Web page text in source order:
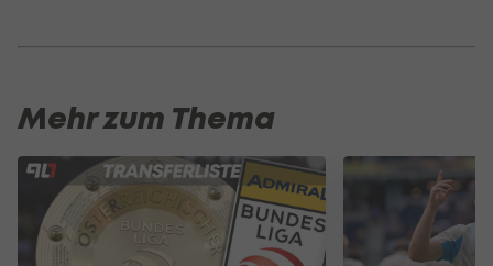
Mehr zum Thema